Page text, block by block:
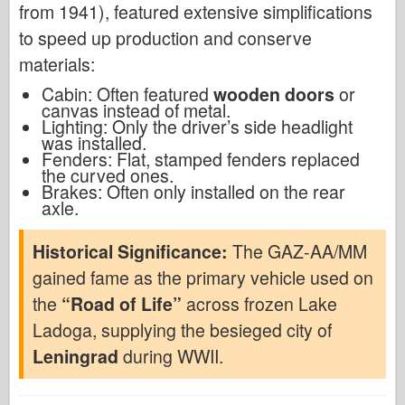
from 1941), featured extensive simplifications
to speed up production and conserve
materials:
Cabin: Often featured wooden doors or
canvas instead of metal.
Lighting: Only the driver’s side headlight
was installed.
Fenders: Flat, stamped fenders replaced
the curved ones.
Brakes: Often only installed on the rear
axle.
Historical Significance: The GAZ-AA/MM
gained fame as the primary vehicle used on
the “Road of Life” across frozen Lake
Ladoga, supplying the besieged city of
Leningrad during WWII.